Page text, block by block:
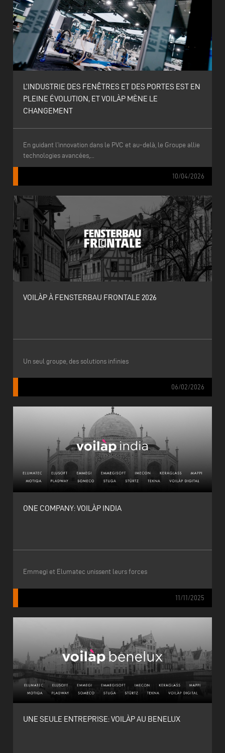
L’INDUSTRIE DES FENÊTRES ET DES PORTES EST EN
PLEINE ÉVOLUTION, ET VOILÀP MÈNE LE
CHANGEMENT
En guidant l’innovation dans le PVC et au-delà, le Groupe allie
technologies avancées,...
10/04/2026
VOILÀP À FENSTERBAU FRONTALE 2026
Un seul groupe, des solutions infinies
06/02/2026
ONE COMPANY: VOILÀP INDIA
Emmegi et Elumatec unissent leurs forces
11/11/2025
UNE SEULE ENTREPRISE: VOILÀP AU BENELUX